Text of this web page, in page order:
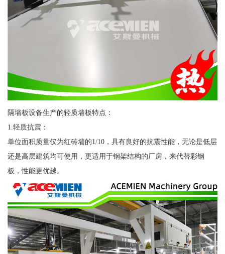
隔墙板设备生产的轻质墙板特点：
1.轻质抗震：
单位面积质量仅为红砖墙的1/10，具有良好的抗震性能，无论是低层
还是高层建筑均可使用，更适用于钢架结构的厂房，来代替彩钢
板，性能更优越。